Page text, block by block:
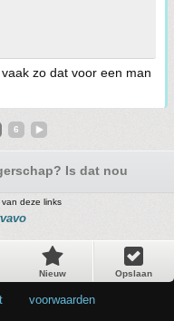
zo dat voor een man
6
Is dat nou wel
deze links
Nieuw Opslaan
voorwaarden